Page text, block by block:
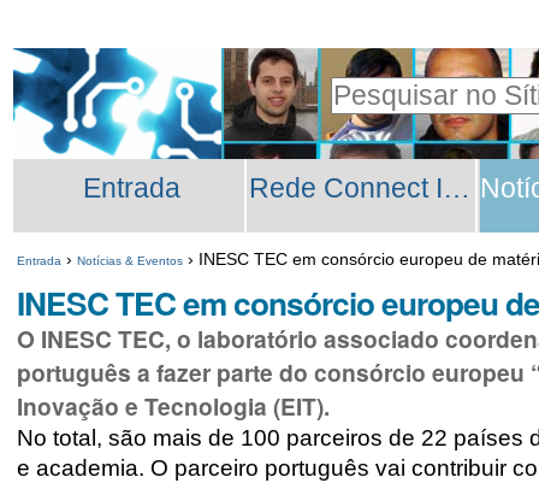
para
o
conteúdo.
para
a
navegação
Pessoais
Pesquisar
Pesquisa
Avançada…
Secções
Entrada Rede Connect INESC TEC
Entrada › Notícias & Eventos › INESC TEC em consórcio europeu de
INESC TEC em consórcio europeu
O INESC TEC, o laboratório associado
português a fazer parte do consórcio
Inovação e Tecnologia (EIT).
No total, são mais de 100 parceiros de 22
e academia. O parceiro português vai contribuir